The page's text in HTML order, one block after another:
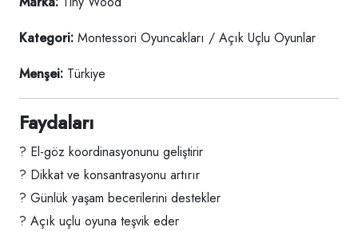
Kategori: Montessori Oyuncakları / Açık Uçlu Oyunlar
Menşei: Türkiye
Faydaları
? El-göz koordinasyonunu geliştirir
? Dikkat ve konsantrasyonu artırır
? Günlük yaşam becerilerini destekler
? Açık uçlu oyuna teşvik eder